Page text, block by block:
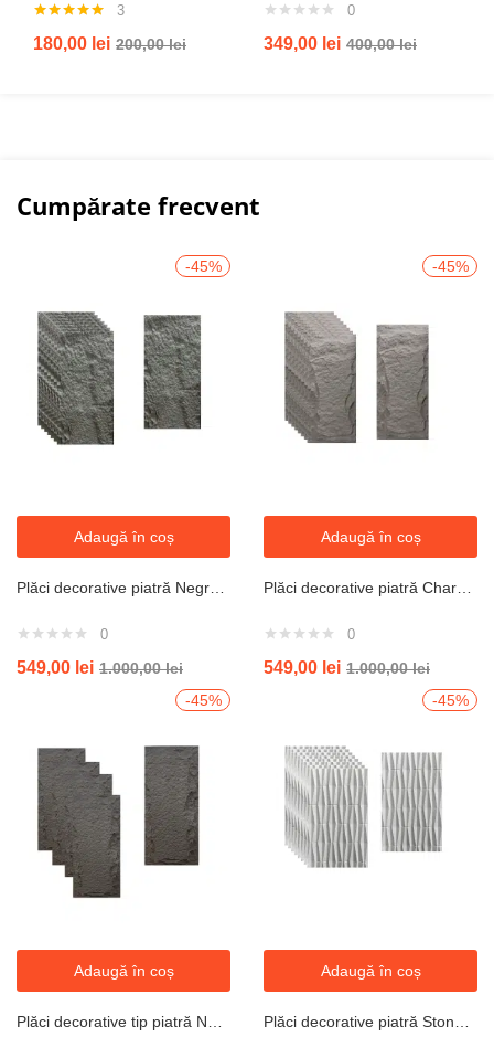
5.00din 5
3
180,00 lei 200,00lei
0
349,00 lei 400,00lei
Cumpărate frecvent
-45%
Adaugă în coș
0
549,00 lei 1.000,00lei
-45%
Adaugă în coș
0
549,00 lei 1.000,00lei
-45%
Adaugă în coș
-45%
Adaugă în coș